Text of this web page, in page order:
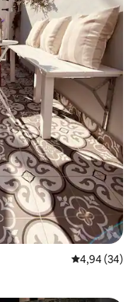
Calificación
4,94 (34)